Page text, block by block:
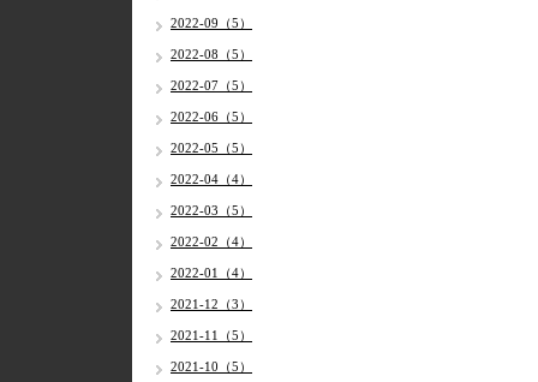
2022-09（5）
2022-08（5）
2022-07（5）
2022-06（5）
2022-05（5）
2022-04（4）
2022-03（5）
2022-02（4）
2022-01（4）
2021-12（3）
2021-11（5）
2021-10（5）